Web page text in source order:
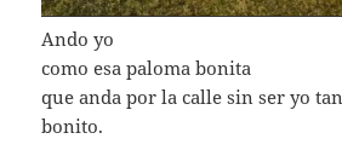
Ando yo
como esa paloma bonita
que anda por la calle sin ser yo tan
bonito.